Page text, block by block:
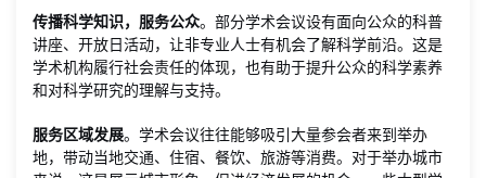
传播科学知识，服务公众。部分学术会议设有面向公众的科普
讲座、开放日活动，让非专业人士有机会了解科学前沿。这是
学术机构履行社会责任的体现，也有助于提升公众的科学素养
和对科学研究的理解与支持。
服务区域发展。学术会议往往能够吸引大量参会者来到举办
地，带动当地交通、住宿、餐饮、旅游等消费。对于举办城市